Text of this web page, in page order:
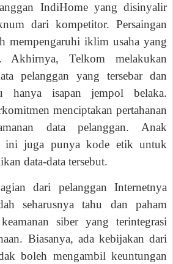
IndiHome yang disinyalir
dari kompetitor. Persaingan
mempengaruhi iklim usaha yang
Akhirnya, Telkom melakukan
pelanggan yang tersebar dan
hanya isapan jempol belaka.
menciptakan pertahanan
data pelanggan. Anak
ini juga punya kode etik untuk
data-data tersebut.
dari pelanggan Internetnya
seharusnya tahu dan paham
siber yang terintegrasi
Biasanya, ada kebijakan dari
boleh mengambil keuntungan